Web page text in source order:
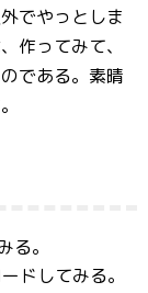
でやっとしま
作ってみて、
である。素晴
る。
ドしてみる。